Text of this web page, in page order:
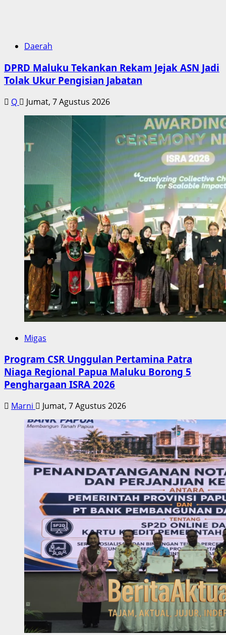
Daerah
DPRD Maluku Tekankan Rekam Jejak ASN Jadi
Tolak Ukur Pengisian Jabatan
Q Jumat, 7 Agustus 2026
Migas
Program CSR Unggulan Pertamina Patra
Niaga Regional Papua Maluku Borong 5
Penghargaan ISRA 2026
Marni Jumat, 7 Agustus 2026